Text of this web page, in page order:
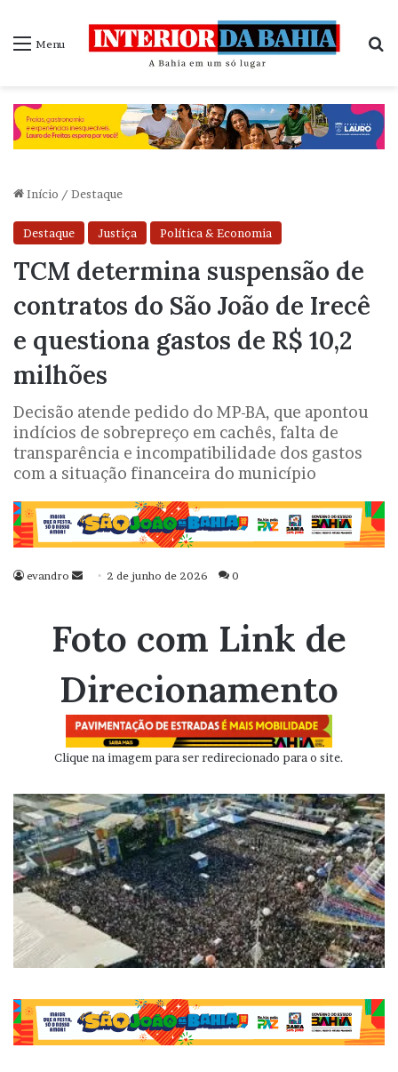
Menu
Início / Destaque
Destaque Justiça Política & Economia
TCM determina suspensão de
contratos do São João de Irecê
e questiona gastos de R$ 10,2
milhões
Decisão atende pedido do MP-BA, que apontou
indícios de sobrepreço em cachês, falta de
transparência e incompatibilidade dos gastos
com a situação financeira do município
evandro
Mande
mail
2 de junho de 2026 0
Foto com Link de
Direcionamento
Clique na imagem para ser redirecionado para o site.